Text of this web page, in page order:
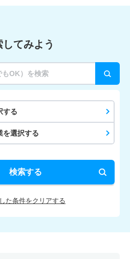
てみよう
する
を選択する
検索する
た条件をクリアする